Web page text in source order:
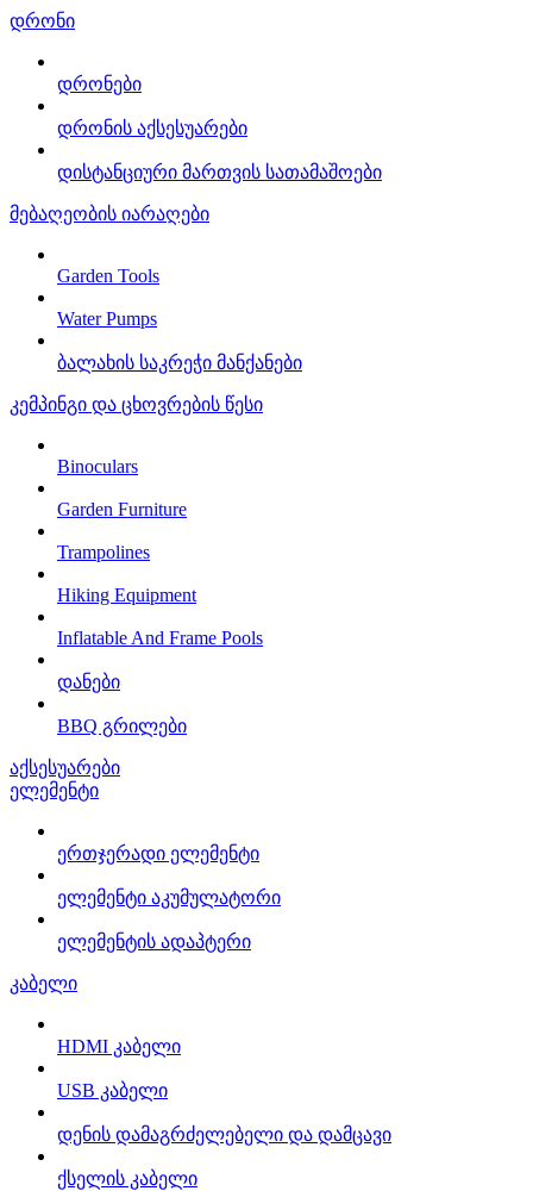
დრონი
დრონები
დრონის აქსესუარები
დისტანციური მართვის სათამაშოები
მებაღეობის იარაღები
Garden Tools
Water Pumps
ბალახის საკრეჭი მანქანები
კემპინგი და ცხოვრების წესი
Binoculars
Garden Furniture
Trampolines
Hiking Equipment
Inflatable And Frame Pools
დანები
BBQ გრილები
აქსესუარები
ელემენტი
ერთჯერადი ელემენტი
ელემენტი აკუმულატორი
ელემენტის ადაპტერი
კაბელი
HDMI კაბელი
USB კაბელი
დენის დამაგრძელებელი და დამცავი
ქსელის კაბელი